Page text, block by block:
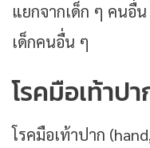
แยกจากเด็ก ๆ คนอื่
เด็กคนอื่น ๆ
โรคมือเท้าปา
โรคมือเท้าปาก